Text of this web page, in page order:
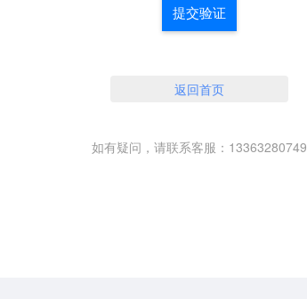
提交验证
返回首页
如有疑问，请联系客服：13363280749